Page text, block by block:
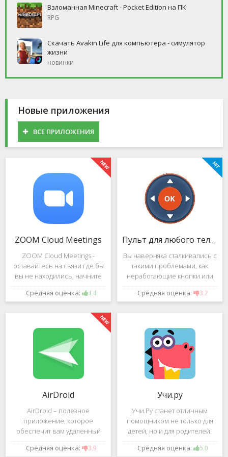
Взломанная Minecraft - Pocket Edition на ПК
RPG
Скачать Avakin Life для компьютера - симулятор
жизни
новинки
Новые приложения
ВСЕ ПРИЛОЖЕНИЯ
ZOOM Cloud Meetings
ZOOM Cloud Meetings -
оставайтесь на связи где бы
вы не находились, начните
свою или присоединитесь к
видеоконференции с
высококачественным
изображением. Столь
Средняя оценка: 4.4
Пульт для любого телевизора
Вы наверняка сталкивались с
такими проблемами, как
неработающие кнопки или
разряженные батарейки на
вашем пульте от
с помощью приложения
"Пульт для
Средняя оценка: 3.7
AirDroid
AirDroid – полезное
приложение, которое
обеспечит вам удаленный
доступ к вашему смартфону
или планшету при помощи
Средняя оценка: 3.9
Учи.ру
Учи.Ру станет отличным
помощником не только для
детей, но и для родителей.
Это приложение заточено
под изучение различного
Средняя оценка: 5.0